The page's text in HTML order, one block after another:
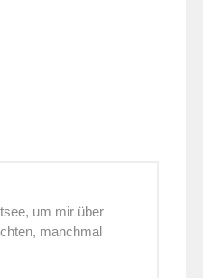
um mir über
manchmal